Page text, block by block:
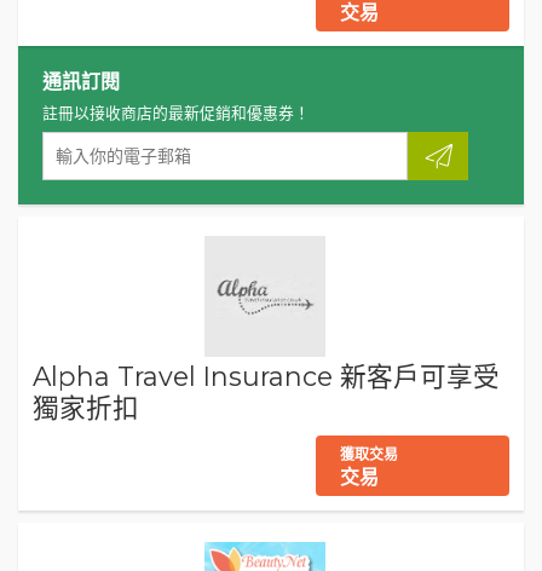
交易
通訊訂閱
註冊以接收商店的最新促銷和優惠券！
Alpha Travel Insurance 新客戶可享受
獨家折扣
獲取交易
交易